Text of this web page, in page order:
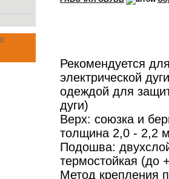
Рекомендуется
электрической
одеждой для
дуги)
Верх: союзка и
толщина 2,0 - 2,2
Подошва:
термостойкая (до
Метод крепления